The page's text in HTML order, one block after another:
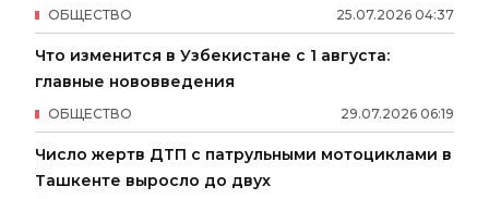
25.07.2026 04:37
ОБЩЕСТВО
Что изменится в Узбекистане с 1 августа:
главные нововведения
29.07.2026 06:19
ОБЩЕСТВО
Число жертв ДТП с патрульными мотоциклами в
Ташкенте выросло до двух